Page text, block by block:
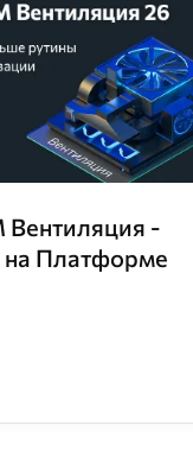
Вентиляция -
на Платформе